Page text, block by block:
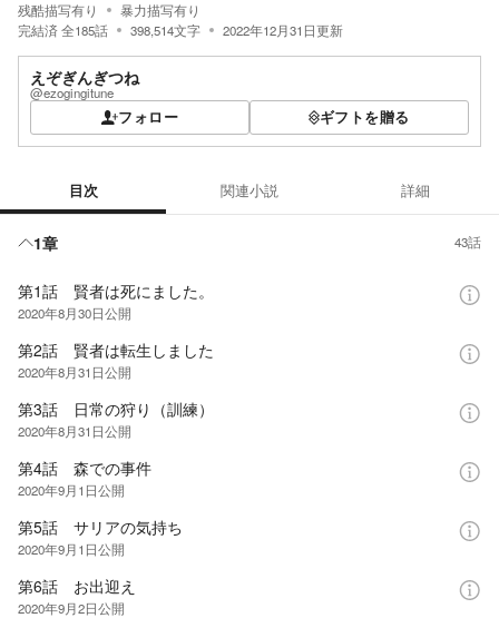
残酷描写有り
暴力描写有り
完結済全185話 398,514文字 2022年12月31日更新
えぞぎんぎつね
@ezogingitune
フォロー ギフトを贈る
目次 関連小説 詳細
1章 43話
第1話 賢者は死にました。
2020年8月30日公開
第2話 賢者は転生しました
2020年8月31日公開
第3話 日常の狩り（訓練）
2020年8月31日公開
第4話 森での事件
2020年9月1日公開
第5話 サリアの気持ち
2020年9月1日公開
第6話 お出迎え
2020年9月2日公開